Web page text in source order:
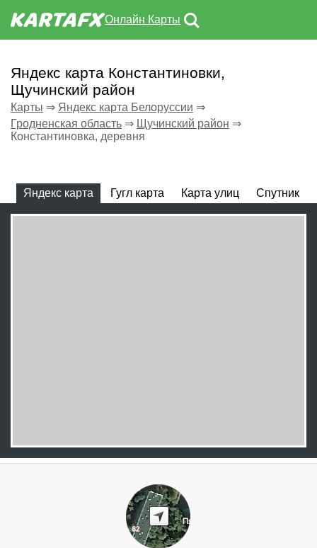
Онлайн Карты
Яндекс карта Константиновки,
Щучинский район
Карты ⇒ Яндекс карта Белоруссии ⇒
Гродненская область ⇒ Щучинский район ⇒
Константиновка, деревня
Яндекс карта Гугл карта Карта улиц Спутник